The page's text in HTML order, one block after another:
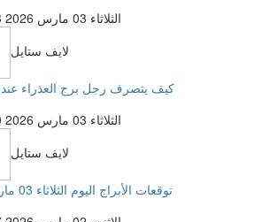
الثلاثاء 03 مارس 2026 05:23 مساءً
لايف ستايل
كيف يتصرف رجل برج العذراء
الثلاثاء 03 مارس 2026 12:10 مساءً
لايف ستايل
توقعات الأبراج اليوم الثلاثاء 03 مارس / أذار 2026